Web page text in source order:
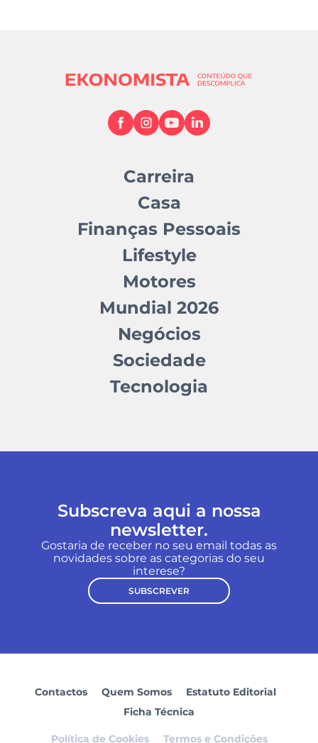
Carreira
Casa
Finanças Pessoais
Lifestyle
Motores
Mundial 2026
Negócios
Sociedade
Tecnologia
Subscreva aqui a nossa
newsletter.
Gostaria de receber no seu email todas as
novidades sobre as categorias do seu
interese?
SUBSCREVER
Contactos Quem Somos
Estatuto Editorial
Ficha Técnica
Política de Cookies Termos e Condições